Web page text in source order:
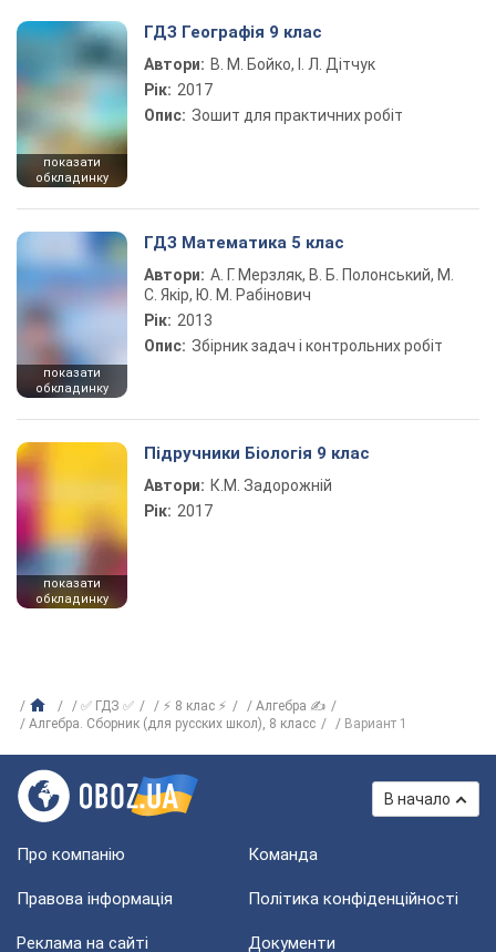
показати
обкладинку
ГДЗ Географія 9 клас
Автори: В. М. Бойко, І. Л. Дітчук
Рік: 2017
Опис: Зошит для практичних робіт
показати
обкладинку
ГДЗ Математика 5 клас
Автори: А. Г. Мерзляк, В. Б. Полонський, М.
С. Якір, Ю. М. Рабінович
Рік: 2013
Опис: Збірник задач і контрольних робіт
показати
обкладинку
Підручники Біологія 9 клас
Автори: К.М. Задорожній
Рік: 2017
✅ ГДЗ ✅ ⚡ 8 клас ⚡
Алгебра ✍
Алгебра. Сборник (для русских школ), 8 класс
Вариант 1
В начало
Про компанію Команда
Правова інформація Політика конфіденційності
Реклама на сайті Документи